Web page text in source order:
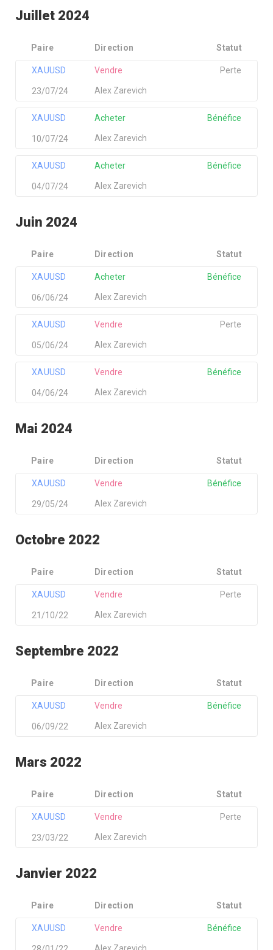
Juillet 2024
Paire Direction Statut
XAUUSD
Alex Zarevich
Vendre
23/07/24
Perte
XAUUSD
Alex Zarevich
Acheter
10/07/24
Bénéfice
XAUUSD
Alex Zarevich
Acheter
04/07/24
Bénéfice
Juin 2024
Paire Direction Statut
XAUUSD
Alex Zarevich
Acheter
06/06/24
Bénéfice
XAUUSD
Alex Zarevich
Vendre
05/06/24
Perte
XAUUSD
Alex Zarevich
Vendre
04/06/24
Bénéfice
Mai 2024
Paire Direction Statut
XAUUSD
Alex Zarevich
Vendre
29/05/24
Bénéfice
Octobre 2022
Paire Direction Statut
XAUUSD
Alex Zarevich
Vendre
21/10/22
Perte
Septembre 2022
Paire Direction Statut
XAUUSD
Alex Zarevich
Vendre
06/09/22
Bénéfice
Mars 2022
Paire Direction Statut
XAUUSD
Alex Zarevich
Vendre
23/03/22
Perte
Janvier 2022
Paire Direction Statut
XAUUSD Vendre Bénéfice